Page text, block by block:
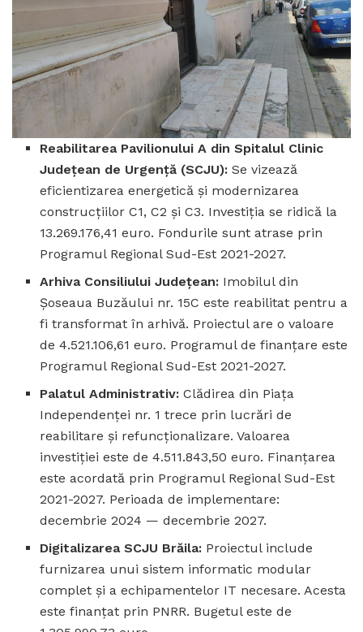
Reabilitarea Pavilionului A din Spitalul Clinic
Județean de Urgență (SCJU): Se vizează
eficientizarea energetică și modernizarea
construcțiilor C1, C2 și C3. Investiția se ridică la
13.269.176,41 euro. Fondurile sunt atrase prin
Programul Regional Sud-Est 2021-2027.
Arhiva Consiliului Județean: Imobilul din
Șoseaua Buzăului nr. 15C este reabilitat pentru a
fi transformat în arhivă. Proiectul are o valoare
de 4.521.106,61 euro. Programul de finanțare este
Programul Regional Sud-Est 2021-2027.
Palatul Administrativ: Clădirea din Piața
Independenței nr. 1 trece prin lucrări de
reabilitare și refuncționalizare. Valoarea
investiției este de 4.511.843,50 euro. Finanțarea
este acordată prin Programul Regional Sud-Est
2021-2027. Perioada de implementare:
decembrie 2024 — decembrie 2027.
Digitalizarea SCJU Brăila: Proiectul include
furnizarea unui sistem informatic modular
complet și a echipamentelor IT necesare. Acesta
este finanțat prin PNRR. Bugetul este de